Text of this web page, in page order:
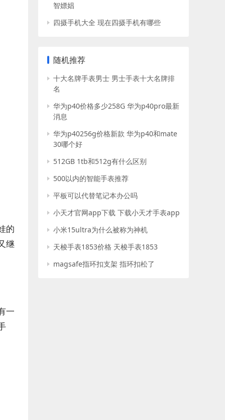
的
继
一
智嫖娼
四摄手机大全 现在四摄手机有哪些
随机推荐
十大名牌手表男士 男士手表十大名牌排
名
华为p40价格多少258G 华为p40pro最新
消息
华为p40256g价格新款 华为p40和mate
30哪个好
512GB 1tb和512g有什么区别
500以内的智能手表推荐
平板可以代替笔记本办公吗
小天才官网app下载 下载小天才手表app
小米15ultra为什么被称为神机
天梭手表1853价格 天梭手表1853
magsafe指环扣支架 指环扣松了